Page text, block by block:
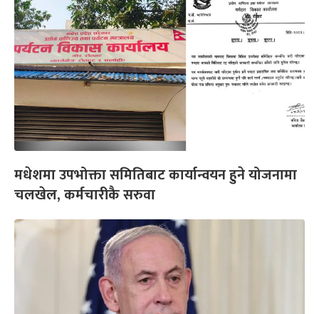
मधेशमा उपभोक्ता समितिबाट कार्यान्वयन हुने योजनामा
चलखेल, कर्मचारीकै सरुवा